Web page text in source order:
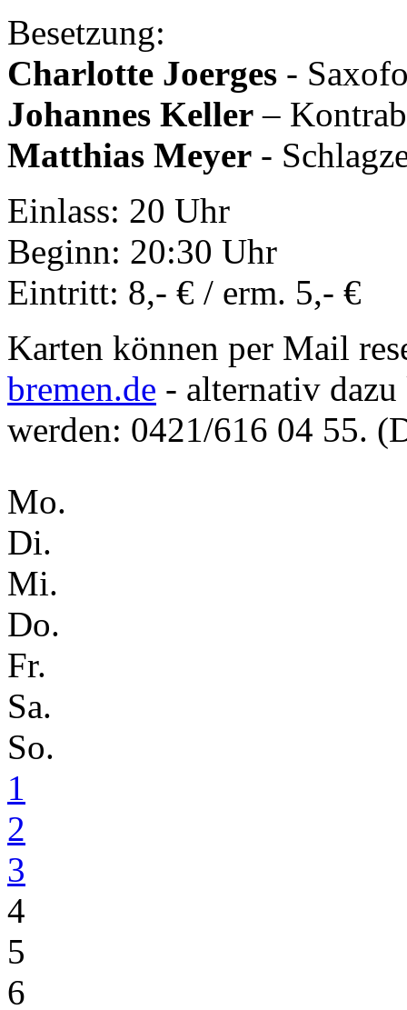
Besetzung:
Charlotte Joerges -
Johannes Keller –
Matthias Meyer -
Einlass: 20 Uhr
Beginn: 20:30 Uhr
Eintritt: 8,- € / erm. 5,- €
Karten können per Mail
bremen.de - alternativ
werden: 0421/616 04 55.
Mo.
Di.
Mi.
Do.
Fr.
Sa.
So.
1
2
3
4
5
6